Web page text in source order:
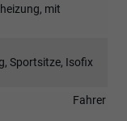
mit
Sportsitze, Isofix
Fahrer